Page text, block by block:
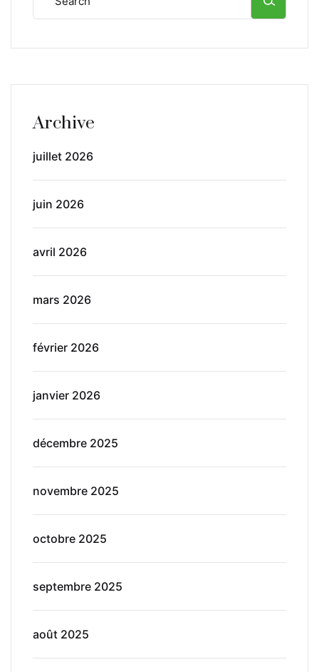
Archive
juillet 2026
juin 2026
avril 2026
mars 2026
février 2026
janvier 2026
décembre 2025
novembre 2025
octobre 2025
septembre 2025
août 2025